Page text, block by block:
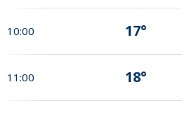
10:00 17°
11:00 18°